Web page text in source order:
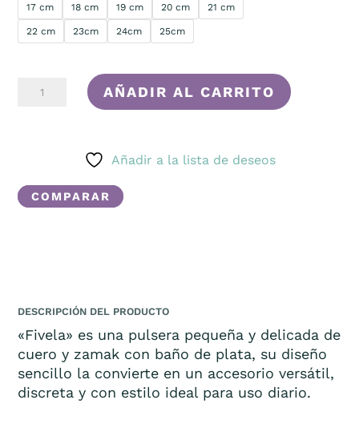
17 cm 18 cm 19 cm 20 cm 21 cm
22 cm 23cm 24cm 25cm
AÑADIR AL CARRITO
Añadir a la lista de deseos
COMPARAR
DESCRIPCIÓN DEL PRODUCTO
«Fivela» es una pulsera pequeña y delicada de
cuero y zamak con baño de plata, su diseño
sencillo la convierte en un accesorio versátil,
discreta y con estilo ideal para uso diario.